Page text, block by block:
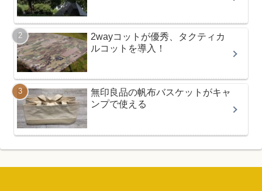
2wayコットが優秀、タクティカ
ルコットを導入！
無印良品の帆布バスケットがキャ
ンプで使える